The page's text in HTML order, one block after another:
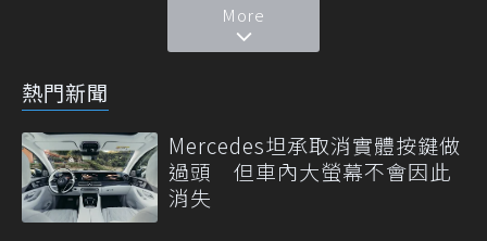
More
熱門新聞
Mercedes坦承取消實體按鍵做
過頭 但車內大螢幕不會因此
消失